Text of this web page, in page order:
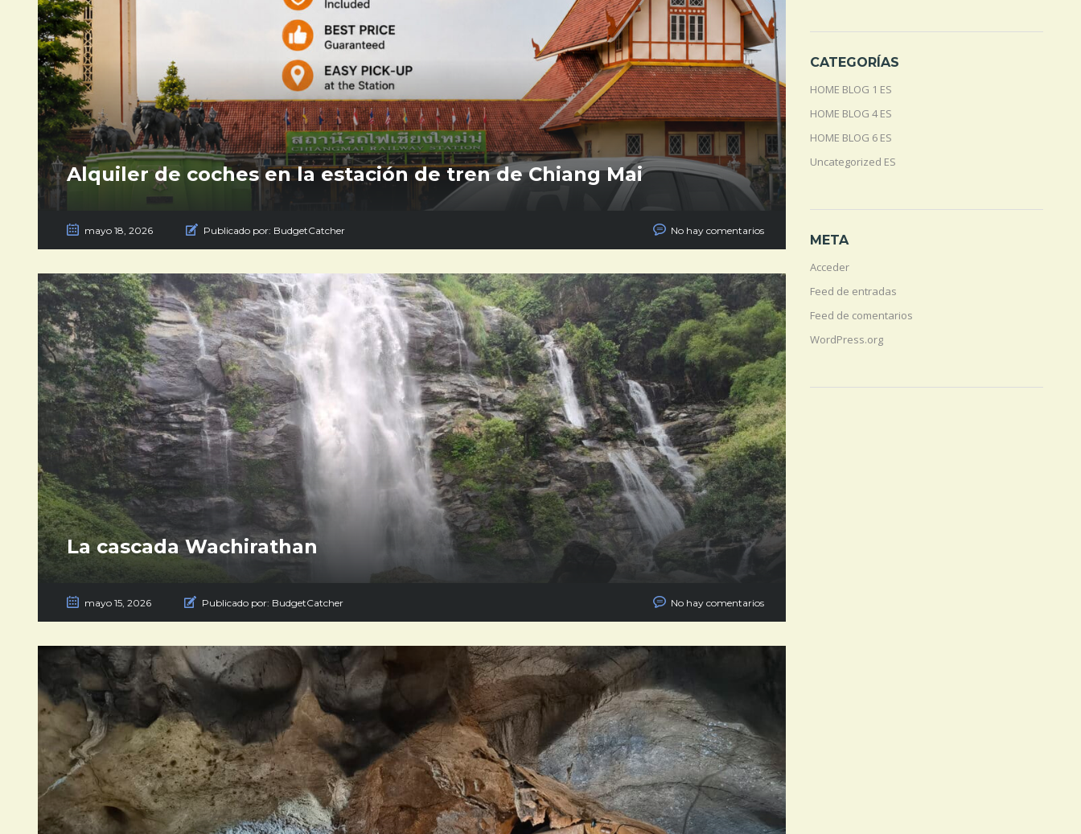
Alquiler de coches en la estación de tren de Chiang Mai
mayo 18, 2026 Publicado por: BudgetCatcher No hay comentarios
La cascada Wachirathan
mayo 15, 2026 Publicado por: BudgetCatcher No hay comentarios
CATEGORÍAS
HOME BLOG 1 ES
HOME BLOG 4 ES
HOME BLOG 6 ES
Uncategorized ES
META
Acceder
Feed de entradas
Feed de comentarios
WordPress.org